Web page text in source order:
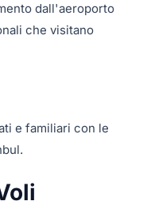
dall'aeroporto
che visitano
e familiari con le